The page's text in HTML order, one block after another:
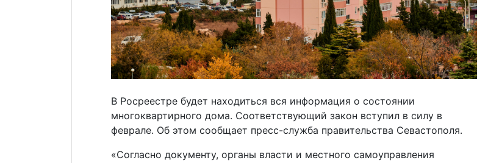
В Росреестре будет находиться вся информация о состоянии
многоквартирного дома. Соответствующий закон вступил в силу в
феврале. Об этом сообщает пресс-служба правительства Севастополя.
«Согласно документу, органы власти и местного самоуправления